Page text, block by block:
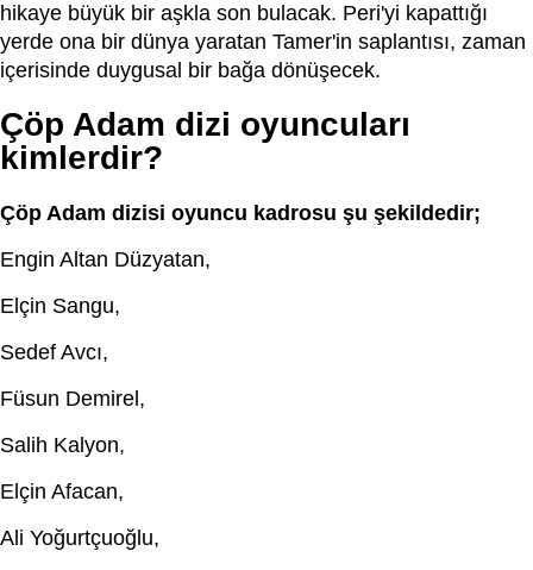
hikaye büyük bir aşkla son bulacak. Peri'yi kapattığı
yerde ona bir dünya yaratan Tamer'in saplantısı, zaman
içerisinde duygusal bir bağa dönüşecek.
Çöp Adam dizi oyuncuları
kimlerdir?
Çöp Adam dizisi oyuncu kadrosu şu şekildedir;
Engin Altan Düzyatan,
Elçin Sangu,
Sedef Avcı,
Füsun Demirel,
Salih Kalyon,
Elçin Afacan,
Ali Yoğurtçuoğlu,